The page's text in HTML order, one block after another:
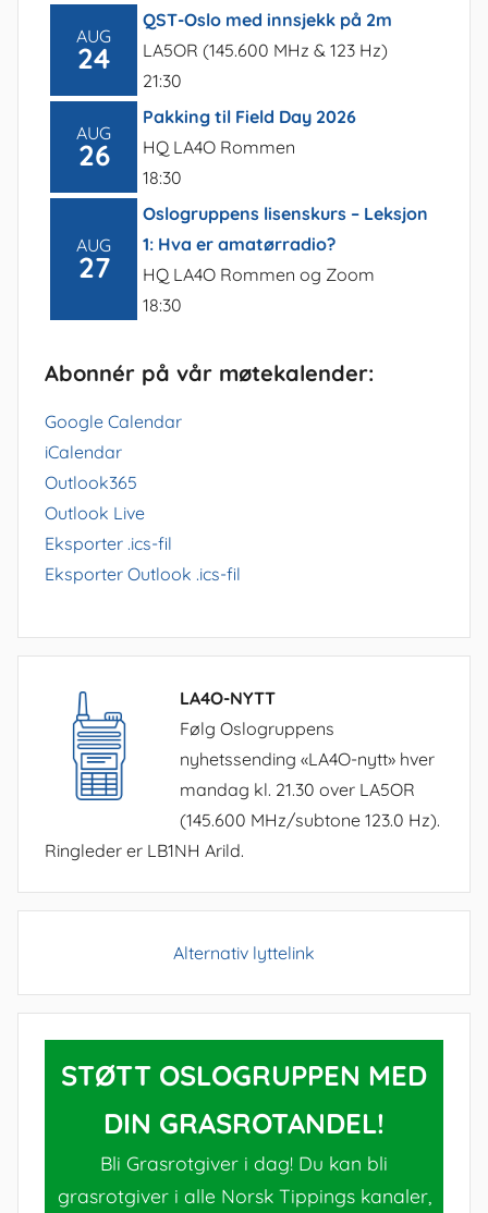
AUG
24
QST-Oslo med innsjekk på 2m
LA5OR (145.600 MHz & 123 Hz)
21:30
AUG
26
Pakking til Field Day 2026
HQ LA4O Rommen
18:30
AUG
27
Oslogruppens lisenskurs – Leksjon
1: Hva er amatørradio?
HQ LA4O Rommen og Zoom
18:30
Abonnér på vår møtekalender:
Google Calendar
iCalendar
Outlook365
Outlook Live
Eksporter .ics-fil
Eksporter Outlook .ics-fil
LA4O-NYTT
Følg Oslogruppens
nyhetssending «LA4O-nytt» hver
mandag kl. 21.30 over LA5OR
(145.600 MHz/subtone 123.0 Hz).
Ringleder er LB1NH Arild.
Alternativ lyttelink
STØTT OSLOGRUPPEN MED
DIN GRASROTANDEL!
Bli Grasrotgiver i dag! Du kan bli
grasrotgiver i alle Norsk Tippings kanaler,